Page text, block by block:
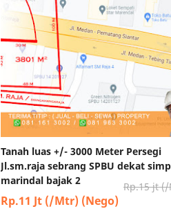
Tanah luas +/- 3000 Meter Persegi
Jl.sm.raja sebrang SPBU dekat
marindal bajak 2
Rp.15 jt
Rp.11 Jt (/Mtr) (Nego)